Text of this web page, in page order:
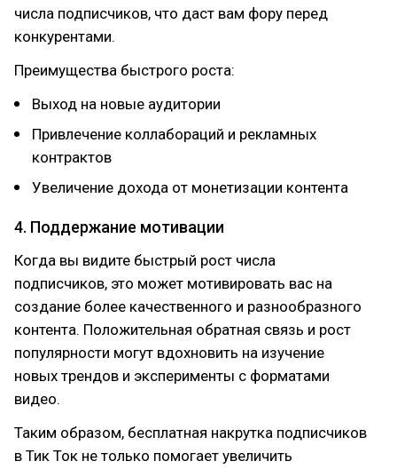
числа подписчиков, что даст вам фору перед
конкурентами.
Преимущества быстрого роста:
Выход на новые аудитории
Привлечение коллабораций и рекламных
контрактов
Увеличение дохода от монетизации контента
4. Поддержание мотивации
Когда вы видите быстрый рост числа
подписчиков, это может мотивировать вас на
создание более качественного и разнообразного
контента. Положительная обратная связь и рост
популярности могут вдохновить на изучение
новых трендов и эксперименты с форматами
видео.
Таким образом, бесплатная накрутка подписчиков
в Тик Ток не только помогает увеличить